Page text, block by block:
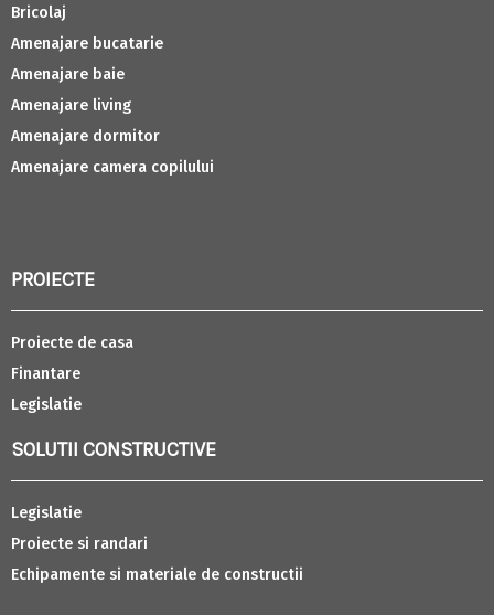
Bricolaj
Amenajare bucatarie
Amenajare baie
Amenajare living
Amenajare dormitor
Amenajare camera copilului
PROIECTE
Proiecte de casa
Finantare
Legislatie
SOLUTII CONSTRUCTIVE
Legislatie
Proiecte si randari
Echipamente si materiale de constructii